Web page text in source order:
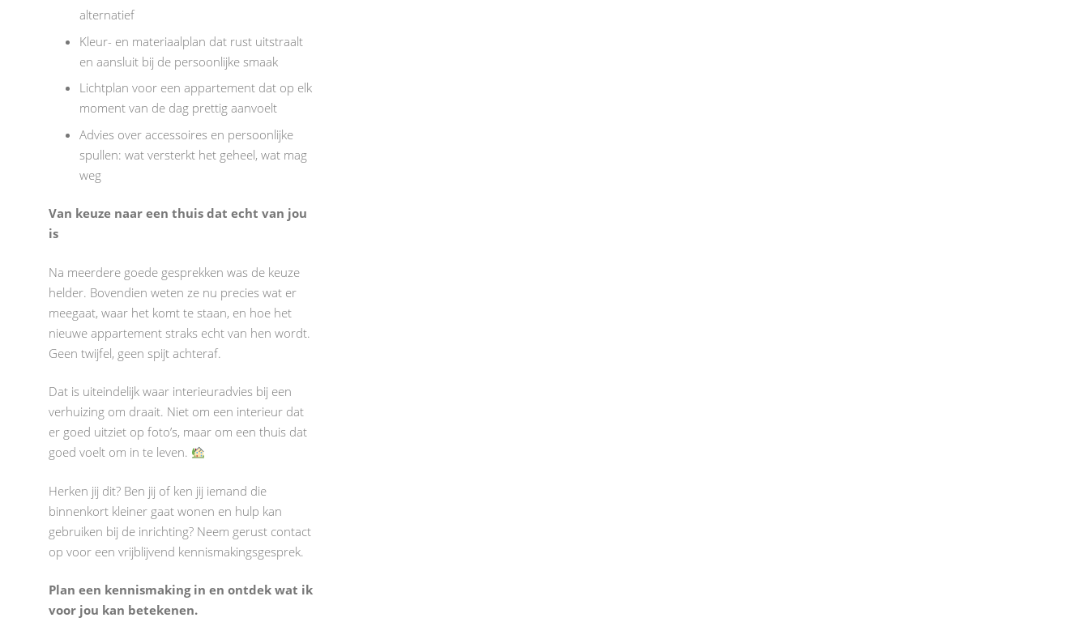
alternatief
Kleur- en materiaalplan dat rust uitstraalt
en aansluit bij de persoonlijke smaak
Lichtplan voor een appartement dat op elk
moment van de dag prettig aanvoelt
Advies over accessoires en persoonlijke
spullen: wat versterkt het geheel, wat mag
weg
Van keuze naar een thuis dat echt van jou
is
Na meerdere goede gesprekken was de keuze
helder. Bovendien weten ze nu precies wat er
meegaat, waar het komt te staan, en hoe het
nieuwe appartement straks echt van hen wordt.
Geen twijfel, geen spijt achteraf.
Dat is uiteindelijk waar interieuradvies bij een
verhuizing om draait. Niet om een interieur dat
er goed uitziet op foto’s, maar om een thuis dat
goed voelt om in te leven.
Herken jij dit? Ben jij of ken jij iemand die
binnenkort kleiner gaat wonen en hulp kan
gebruiken bij de inrichting? Neem gerust contact
op voor een vrijblijvend kennismakingsgesprek.
Plan een kennismaking in en ontdek wat ik
voor jou kan betekenen.